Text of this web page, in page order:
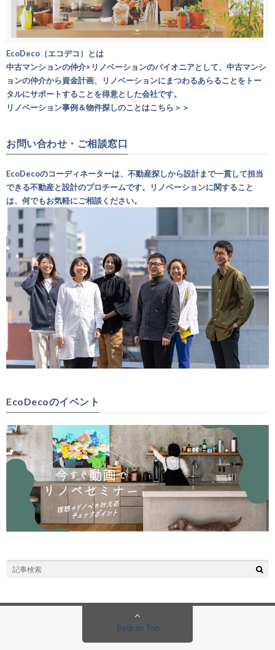
EcoDeco（エコデコ）とは
中古マンションの仲介×リノベーションのパイオニアとして、中古マンシ
ョンの仲介から資金計画、リノベーションにまつわるあらることをトー
タルにサポートすることを得意とした会社です。
リノベーション事例＆物件探しのことはこちら＞＞
お問い合わせ・ご相談窓口
EcoDecoのコーディネーターは、不動産探しから設計まで一貫して担当
できる不動産と設計のプロチームです。リノベーションに関すること
は、何でもお気軽にご相談ください。
EcoDecoのイベント
Back to Top